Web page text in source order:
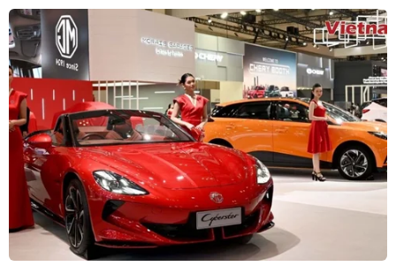
Chứng khoán châu Á diễn biến trái chiều
trong ngày 18/11
18/11/2019 02:53